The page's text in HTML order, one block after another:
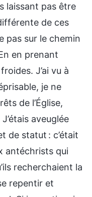
laissant pas être
de ces
pas sur le chemin
en prenant
J’ai vu à
je ne
de l’Église,
aveuglée
de statut : c’était
antéchrists qui
recherchaient la
repentir et